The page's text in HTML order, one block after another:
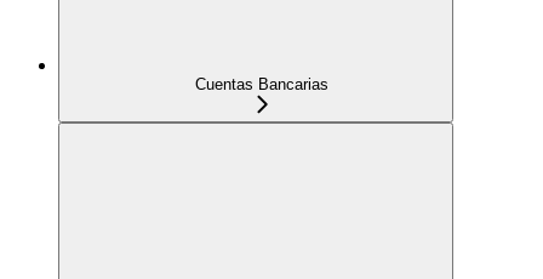
Cuentas Bancarias